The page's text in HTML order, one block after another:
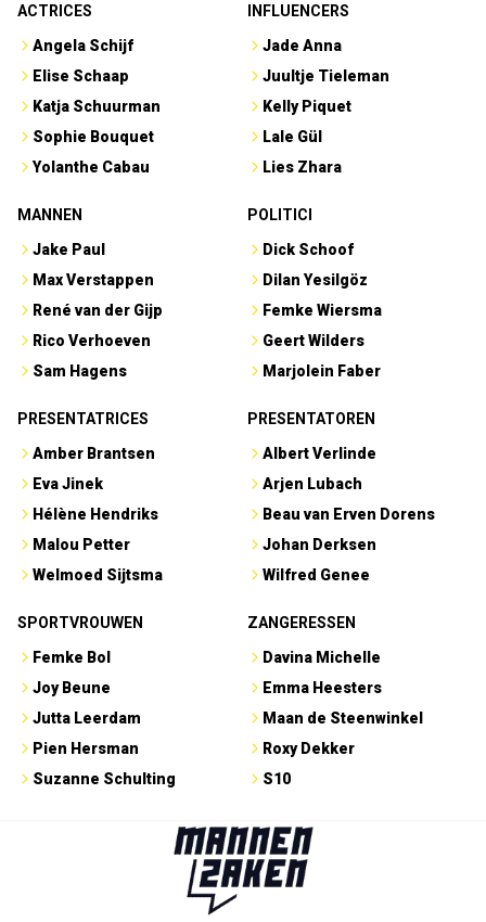
ACTRICES
Angela Schijf
Elise Schaap
Katja Schuurman
Sophie Bouquet
Yolanthe Cabau
INFLUENCERS
Jade Anna
Juultje Tieleman
Kelly Piquet
Lale Gül
Lies Zhara
MANNEN
Jake Paul
Max Verstappen
René van der Gijp
Rico Verhoeven
Sam Hagens
POLITICI
Dick Schoof
Dilan Yesilgöz
Femke Wiersma
Geert Wilders
Marjolein Faber
PRESENTATRICES
Amber Brantsen
Eva Jinek
Hélène Hendriks
Malou Petter
Welmoed Sijtsma
PRESENTATOREN
Albert Verlinde
Arjen Lubach
Beau van Erven Dorens
Johan Derksen
Wilfred Genee
SPORTVROUWEN
Femke Bol
Joy Beune
Jutta Leerdam
Pien Hersman
Suzanne Schulting
ZANGERESSEN
Davina Michelle
Emma Heesters
Maan de Steenwinkel
Roxy Dekker
S10